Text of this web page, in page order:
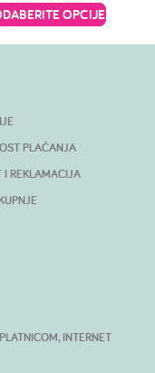
OPCIJE
PLAĆANJA
I REKLAMACIJA
INTERNET